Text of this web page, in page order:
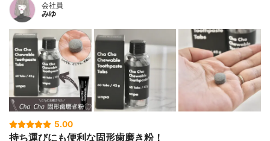
会社員
みゆ
5.00
持ち運びにも便利な固形歯磨き粉！